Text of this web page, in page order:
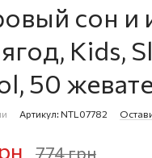
сон и
Kids,
50
Артикул: NTL07782
774 грн